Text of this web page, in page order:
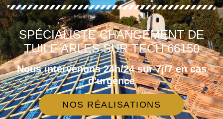
SPÉCIALISTE CHANGEMENT DE
TUILE ARLES SUR TECH 66150
Nous intervenons 24h/24 sur 7j/7 en cas
d'urgence
NOS RÉALISATIONS